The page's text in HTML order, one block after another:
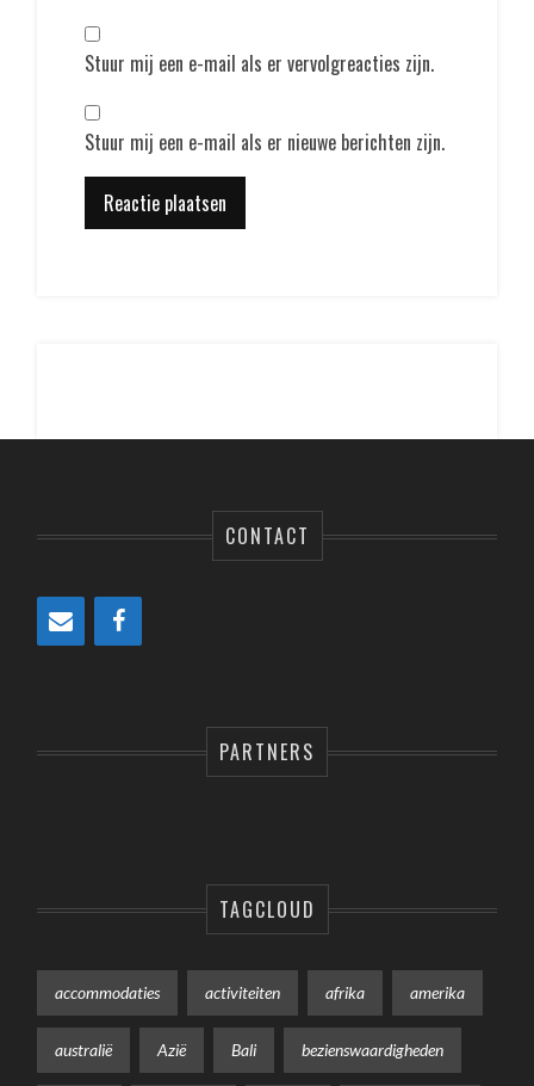
Stuur mij een e-mail als er vervolgreacties zijn.
Stuur mij een e-mail als er nieuwe berichten zijn.
CONTACT
PARTNERS
TAGCLOUD
accommodaties activiteiten afrika amerika
australië Azië Bali bezienswaardigheden